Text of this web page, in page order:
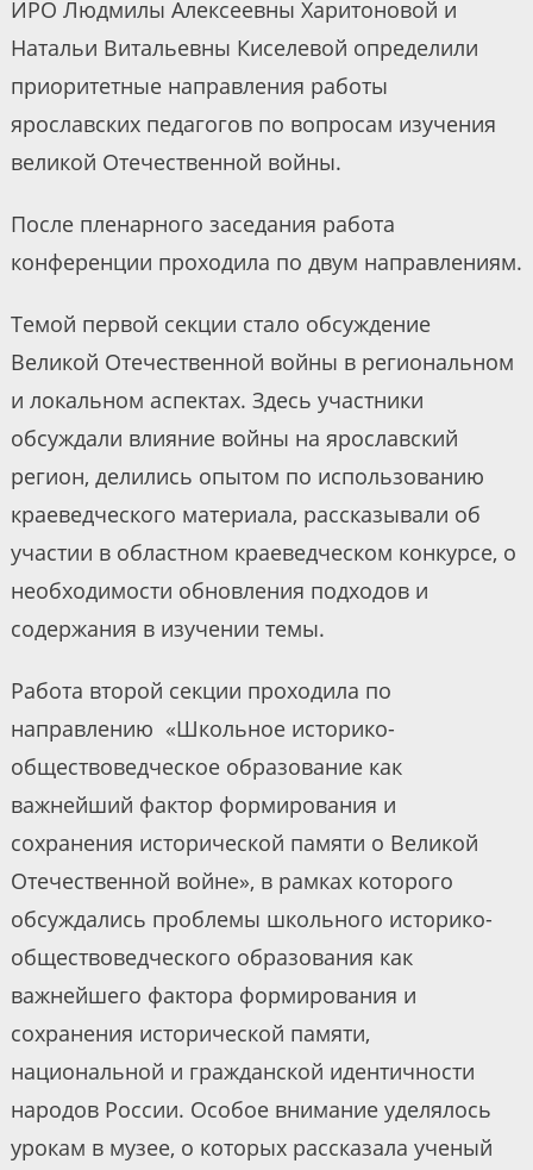
ИРО Людмилы Алексеевны Харитоновой и
Натальи Витальевны Киселевой определили
приоритетные направления работы
ярославских педагогов по вопросам изучения
великой Отечественной войны.
После пленарного заседания работа
конференции проходила по двум направлениям.
Темой первой секции стало обсуждение
Великой Отечественной войны в региональном
и локальном аспектах. Здесь участники
обсуждали влияние войны на ярославский
регион, делились опытом по использованию
краеведческого материала, рассказывали об
участии в областном краеведческом конкурсе, о
необходимости обновления подходов и
содержания в изучении темы.
Работа второй секции проходила по
направлению «Школьное историко-
обществоведческое образование как
важнейший фактор формирования и
сохранения исторической памяти о Великой
Отечественной войне», в рамках которого
обсуждались проблемы школьного историко-
обществоведческого образования как
важнейшего фактора формирования и
сохранения исторической памяти,
национальной и гражданской идентичности
народов России. Особое внимание уделялось
урокам в музее, о которых рассказала ученый